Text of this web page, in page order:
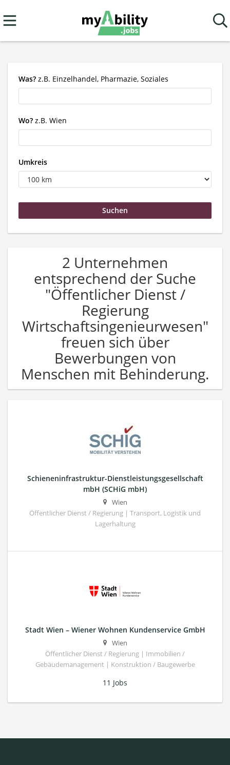
Was? z.B. Einzelhandel, Pharmazie, Soziales
Wo? z.B. Wien
Umkreis
2 Unternehmen
entsprechend der Suche
"Öffentlicher Dienst /
Regierung
Wirtschaftsingenieurwesen"
freuen sich über
Bewerbungen von
Menschen mit Behinderung.
Schieneninfrastruktur-Dienstleistungsgesellschaft
mbH (SCHiG mbH)
Wien
Öffentlicher Dienst / Regierung | Transport, Logistik und
Lagerhaltung
Stadt Wien – Wiener Wohnen Kundenservice GmbH
Wien
Öffentlicher Dienst / Regierung | Immobilien /
Gebäudemanagement | Konstruktion / Baugewerbe
11 Jobs